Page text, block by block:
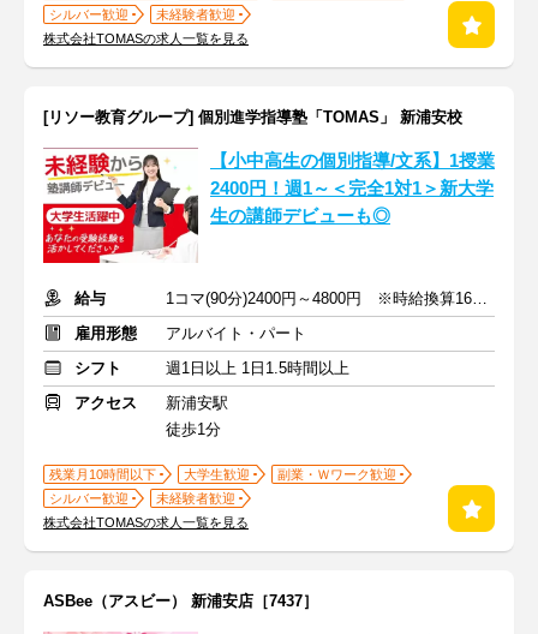
シルバー歓迎
未経験者歓迎
株式会社TOMASの求人一覧を見る
[リソー教育グループ] 個別進学指導塾「TOMAS」 新浦安校
【小中高生の個別指導/文系】1授業
2400円！週1～＜完全1対1＞新大学
生の講師デビューも◎
給与
1コマ(90分)2400円～4800円 ※時給換算1600円～3200円
雇用形態
アルバイト・パート
シフト
週1日以上 1日1.5時間以上
アクセス
新浦安駅
徒歩1分
残業月10時間以下 大学生歓迎
副業・Ｗワーク歓迎
シルバー歓迎
未経験者歓迎
株式会社TOMASの求人一覧を見る
ASBee（アスビー） 新浦安店［7437］